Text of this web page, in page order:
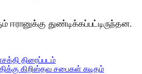
துண்டிக்கப்பட்டிருந்தன.
திரைப்படம்
கிறிஸ்தவ சபைகள் கடிதம்